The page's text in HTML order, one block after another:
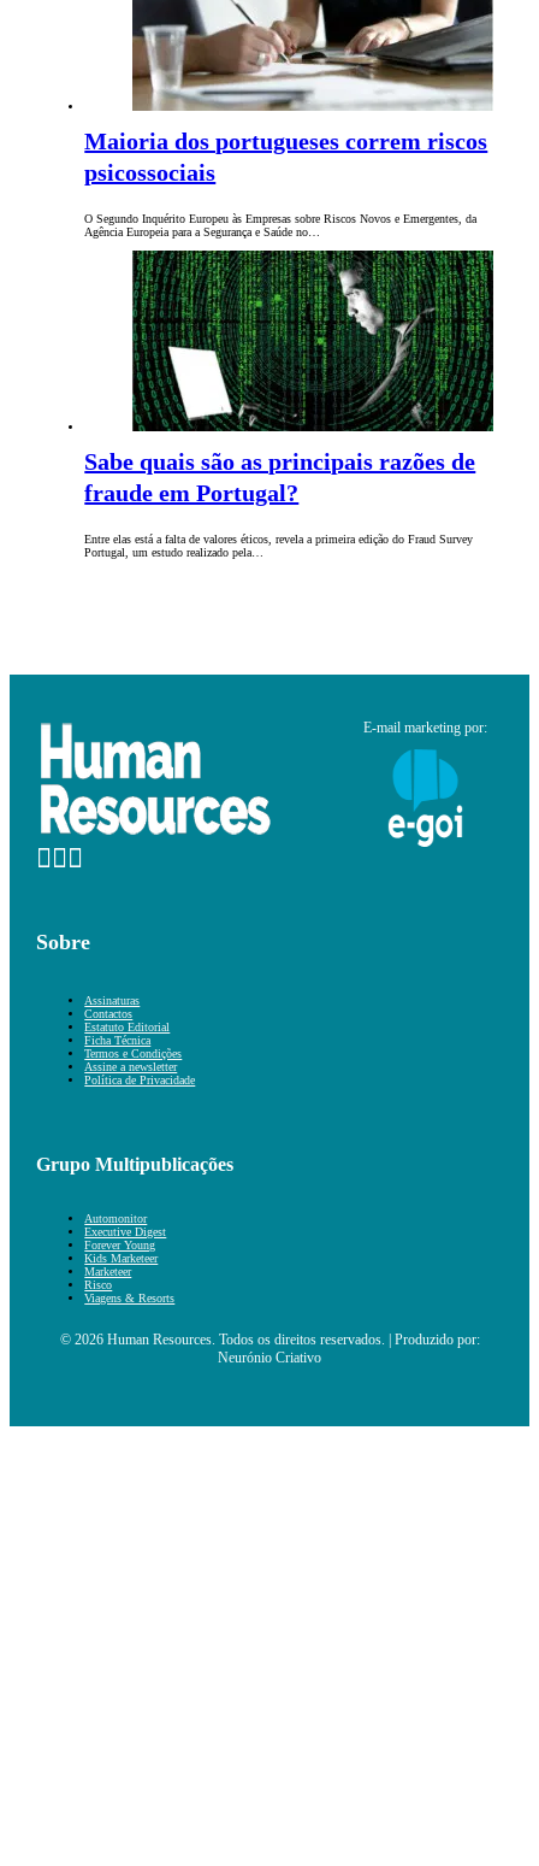
Maioria dos portugueses correm riscos
psicossociais
O Segundo Inquérito Europeu às Empresas sobre Riscos Novos e Emergentes, da
Agência Europeia para a Segurança e Saúde no…
Sabe quais são as principais razões de
fraude em Portugal?
Entre elas está a falta de valores éticos, revela a primeira edição do Fraud Survey
Portugal, um estudo realizado pela…
E-mail marketing por:
Sobre
Assinaturas
Contactos
Estatuto Editorial
Ficha Técnica
Termos e Condições
Assine a newsletter
Política de Privacidade
Grupo Multipublicações
Automonitor
Executive Digest
Forever Young
Kids Marketeer
Marketeer
Risco
Viagens & Resorts
© 2026 Human Resources. Todos os direitos reservados. | Produzido por:
Neurónio Criativo